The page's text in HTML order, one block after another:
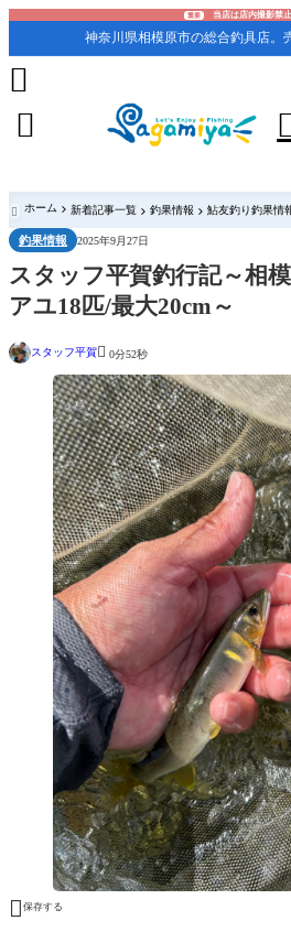
重要 当店は店内撮影禁
神奈川県相模原市の総合釣具店。


 ホーム 新着記事一覧 釣果情報 鮎友釣り釣果情
釣果情報 2025年9月27日
スタッフ平賀釣行記～相
アユ18匹/最大20cm～
スタッフ平賀 0分52秒
 保存する